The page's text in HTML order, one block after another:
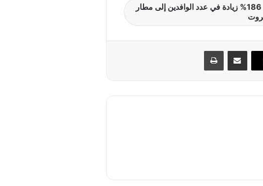
زيارة البابا تُنعش القطاع السياحي… 186% زيادة في عدد الوافدين إلى مطار
مشاركة عبر البريد طباعة